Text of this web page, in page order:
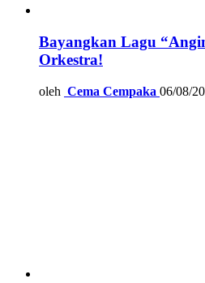
Bayangkan Lagu
Orkestra!
oleh Cema Cempaka 06/08/